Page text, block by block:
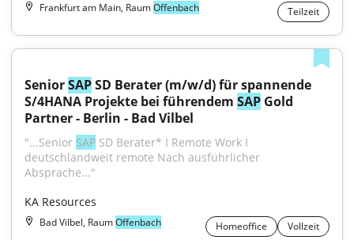
Frankfurt am Main, RaumOffenbach Teilzeit
Senior SAP SD Berater (m/w/d) für spannende
S/4HANA Projekte bei führendem SAP Gold
Partner - Berlin - Bad Vilbel
"...Senior SAP SD Berater* I Remote Work I
deutschlandweit remote Nach ausführlicher
Absprache..."
KA Resources
Bad Vilbel, RaumOffenbach Homeoffice Vollzeit